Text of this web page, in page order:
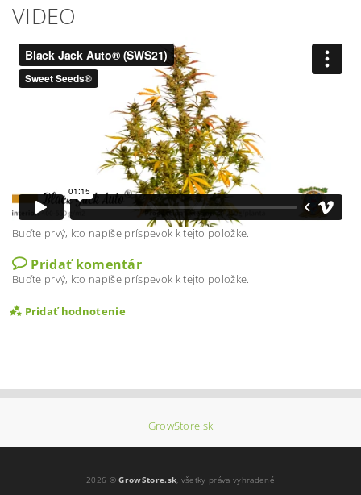
VIDEO
Buďte prvý, kto napíše príspevok k tejto položke.
Pridať komentár
Buďte prvý, kto napíše príspevok k tejto položke.
Pridať hodnotenie
GrowStore.sk
2026 ©GrowStore.sk, všetky práva vyhradené